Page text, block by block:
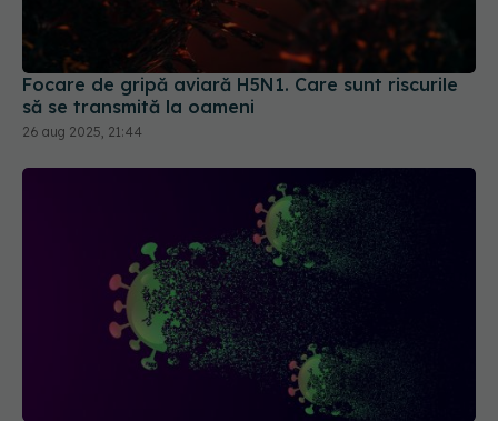
Focare de gripă aviară H5N1. Care sunt riscurile
să se transmită la oameni
26 aug 2025, 21:44